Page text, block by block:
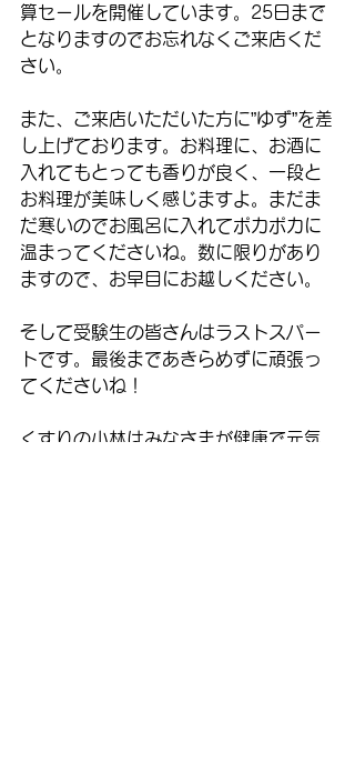
算セールを開催しています。25日まで
となりますのでお忘れなくご来店くだ
さい。
また、ご来店いただいた方に”ゆず”を差
し上げております。お料理に、お酒に
入れてもとっても香りが良く、一段と
お料理が美味しく感じますよ。まだま
だ寒いのでお風呂に入れてポカポカに
温まってくださいね。数に限りがあり
ますので、お早目にお越しください。
そして受験生の皆さんはラストスパー
トです。最後まであきらめずに頑張っ
てくださいね！
くすりの小林はみなさまが健康で元気